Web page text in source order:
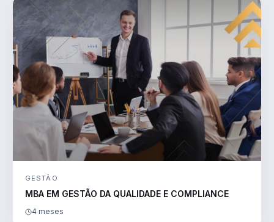
GESTÃO
MBA EM GESTÃO DA QUALIDADE E COMPLIANCE
4 meses